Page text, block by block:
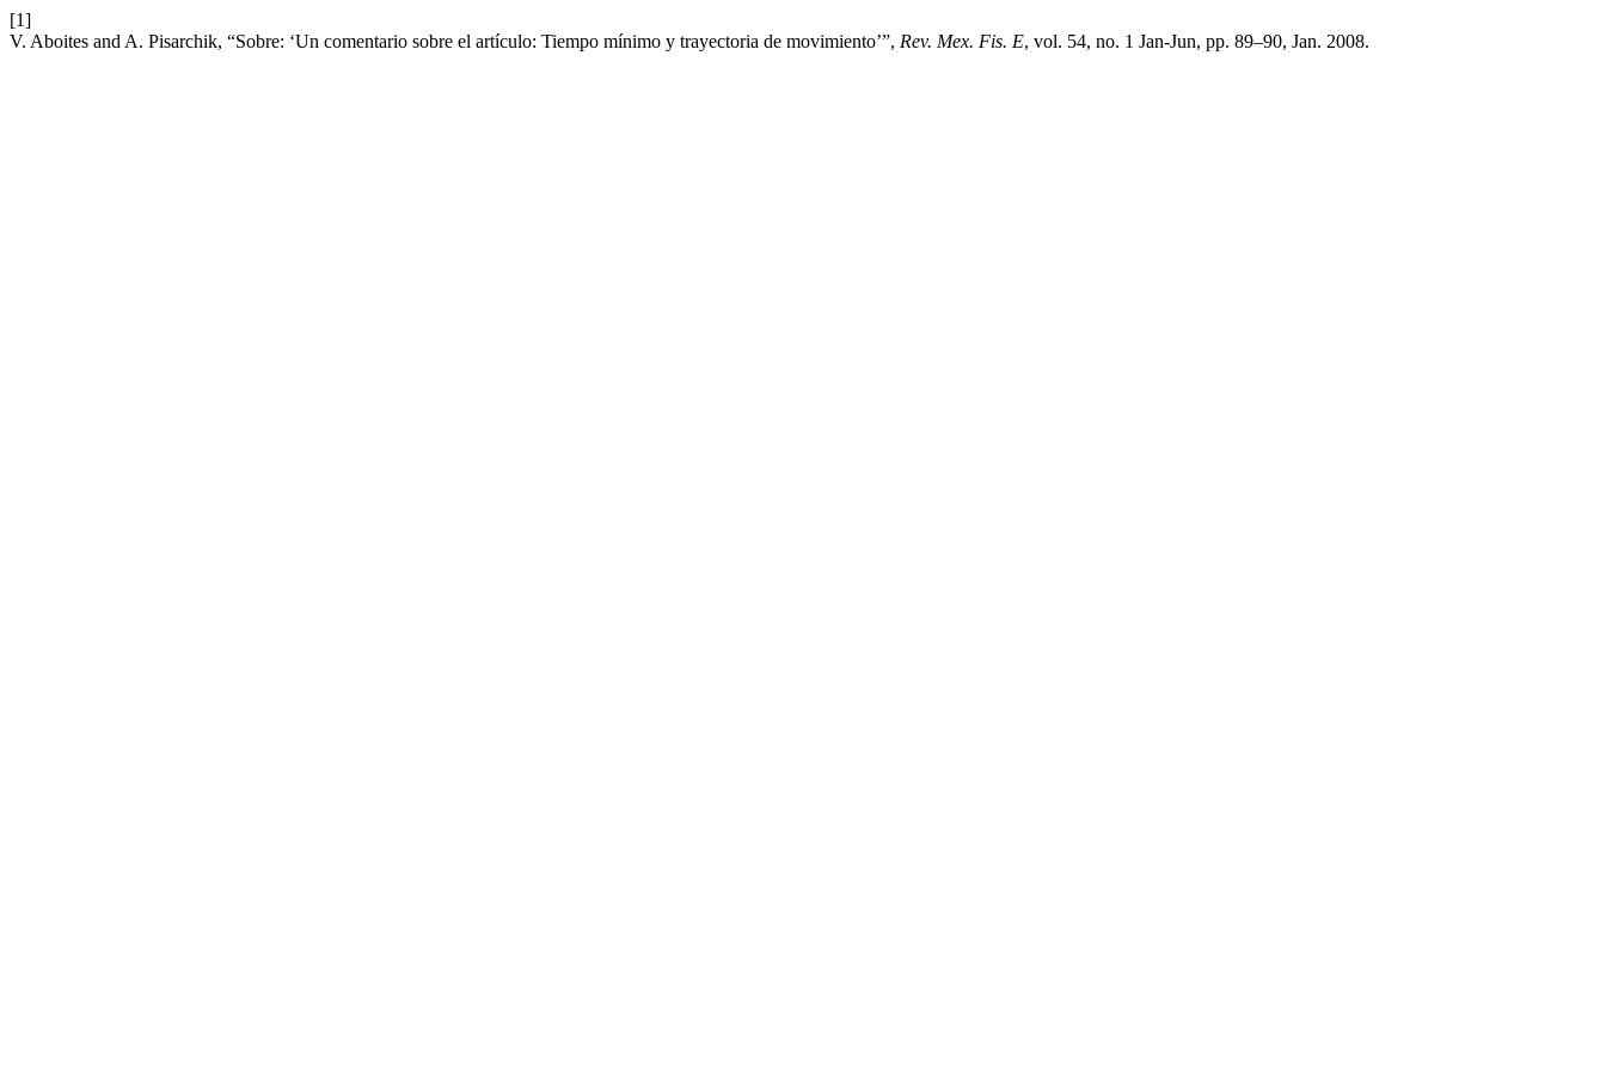
[1]
V. Aboites and A. Pisarchik, “Sobre: ‘Un comentario sobre el artículo: Tiempo mínimo y trayectoria de movimiento’”, Rev. Mex. Fis. E, vol. 54, no. 1 Jan-Jun, pp. 89–90, Jan. 2008.